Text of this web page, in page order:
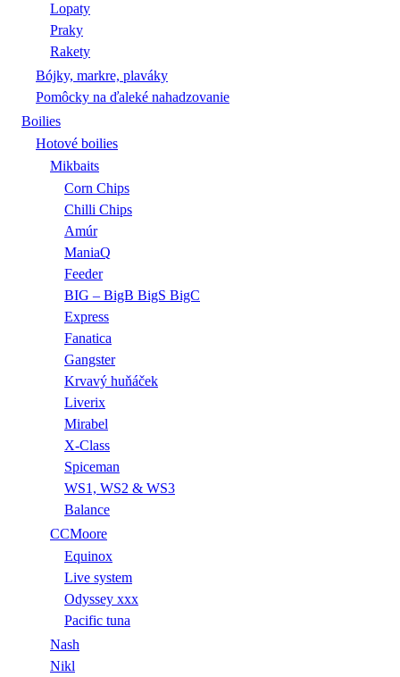
Lopaty
Praky
Rakety
Bójky, markre, plaváky
Pomôcky na ďaleké nahadzovanie
Boilies
Hotové boilies
Mikbaits
Corn Chips
Chilli Chips
Amúr
ManiaQ
Feeder
BIG – BigB BigS BigC
Express
Fanatica
Gangster
Krvavý huňáček
Liverix
Mirabel
X-Class
Spiceman
WS1, WS2 & WS3
Balance
CCMoore
Equinox
Live system
Odyssey xxx
Pacific tuna
Nash
Nikl